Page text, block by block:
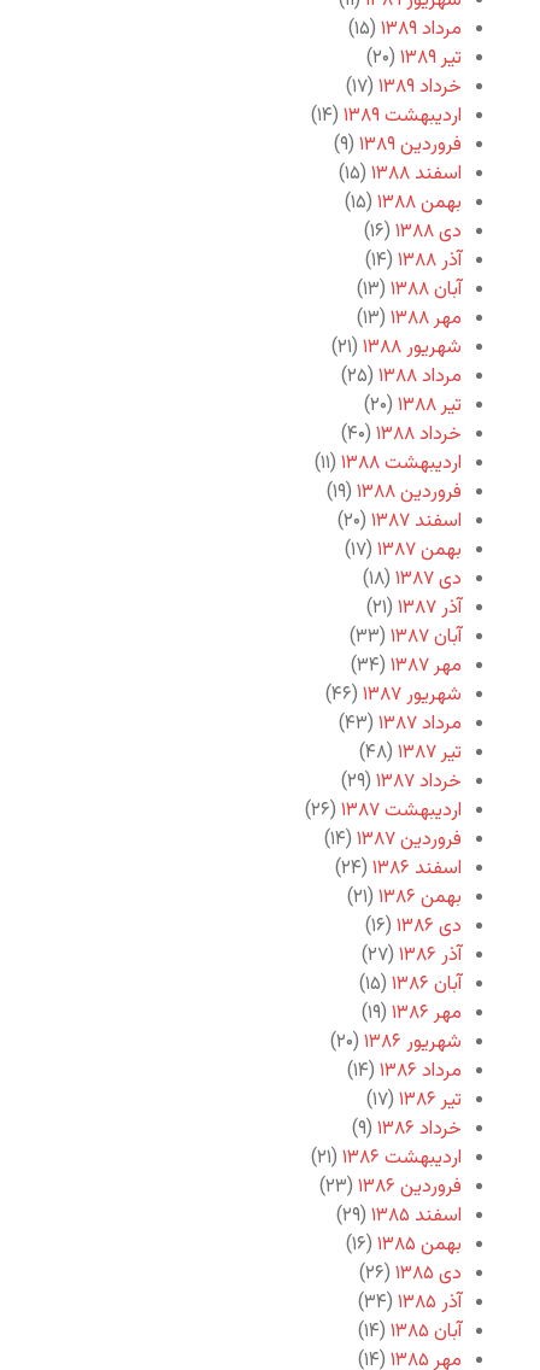
مرداد ۱۳۸۹
(۱۵)
تیر ۱۳۸۹
(۲۰)
خرداد ۱۳۸۹
(۱۷)
اردیبهشت ۱۳۸۹
(۱۴)
فروردین ۱۳۸۹
(۹)
اسفند ۱۳۸۸
(۱۵)
بهمن ۱۳۸۸
(۱۵)
دی ۱۳۸۸
(۱۶)
آذر ۱۳۸۸
(۱۴)
آبان ۱۳۸۸
(۱۳)
مهر ۱۳۸۸
(۱۳)
شهریور ۱۳۸۸
(۲۱)
مرداد ۱۳۸۸
(۲۵)
تیر ۱۳۸۸
(۲۰)
خرداد ۱۳۸۸
(۴۰)
اردیبهشت ۱۳۸۸
(۱۱)
فروردین ۱۳۸۸
(۱۹)
اسفند ۱۳۸۷
(۲۰)
بهمن ۱۳۸۷
(۱۷)
دی ۱۳۸۷
(۱۸)
آذر ۱۳۸۷
(۲۱)
آبان ۱۳۸۷
(۳۳)
مهر ۱۳۸۷
(۳۴)
شهریور ۱۳۸۷
(۴۶)
مرداد ۱۳۸۷
(۴۳)
تیر ۱۳۸۷
(۴۸)
خرداد ۱۳۸۷
(۲۹)
اردیبهشت ۱۳۸۷
(۲۶)
فروردین ۱۳۸۷
(۱۴)
اسفند ۱۳۸۶
(۲۴)
بهمن ۱۳۸۶
(۲۱)
دی ۱۳۸۶
(۱۶)
آذر ۱۳۸۶
(۲۷)
آبان ۱۳۸۶
(۱۵)
مهر ۱۳۸۶
(۱۹)
شهریور ۱۳۸۶
(۲۰)
مرداد ۱۳۸۶
(۱۴)
تیر ۱۳۸۶
(۱۷)
خرداد ۱۳۸۶
(۹)
اردیبهشت ۱۳۸۶
(۲۱)
فروردین ۱۳۸۶
(۲۳)
اسفند ۱۳۸۵
(۲۹)
بهمن ۱۳۸۵
(۱۶)
دی ۱۳۸۵
(۲۶)
آذر ۱۳۸۵
(۳۴)
آبان ۱۳۸۵
(۱۴)
مهر ۱۳۸۵
(۱۴)